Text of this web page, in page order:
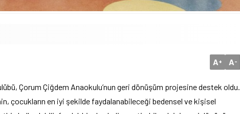
A+ A-
Çorum Çiğdem Anaokulu’nun geri dönüşüm projesine destek oldu.
çocukların en iyi şekilde faydalanabileceği bedensel ve kişisel